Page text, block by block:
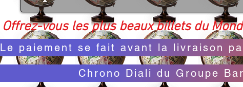
Offrez-vous les plus beaux billets du
Le paiement se fait avant la livraison
Chrono Diali du Groupe